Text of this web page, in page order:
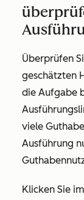
Überprüfen
geschätzten
die Aufgabe
viele
Ausführung
Klicken Sie